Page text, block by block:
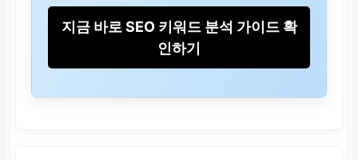
Clearscope의 역할
정확한 검색 의도 분석을
지금 바로 SEO 키워드 분석 가이드 확
인하기